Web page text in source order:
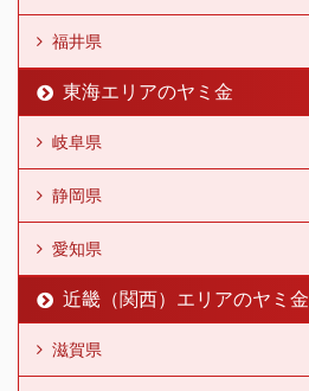
福井県
東海エリアのヤミ金
岐阜県
静岡県
愛知県
近畿（関西）エリアのヤミ金
滋賀県